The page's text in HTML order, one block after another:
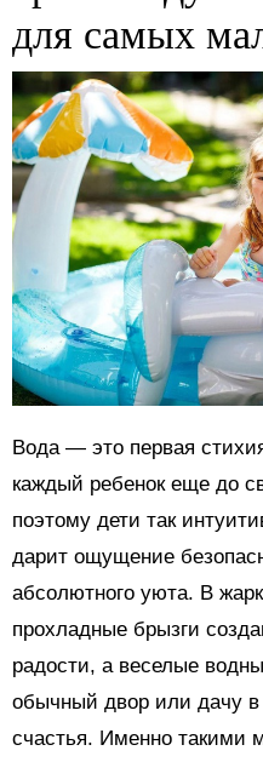
для самых
Вода — это первая
каждый ребенок еще до
поэтому дети так
дарит ощущение
абсолютного уюта. В
прохладные брызги
радости, а веселые
обычный двор или дачу в
счастья. Именно такими